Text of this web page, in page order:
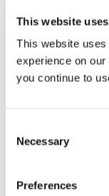
This website
This website
experience on
you continue to
Selection
Necessary
Preferences
Dieses Produkt
und
Komponenten in
Anwendungen
Elektrofahrzeuge.
Europe